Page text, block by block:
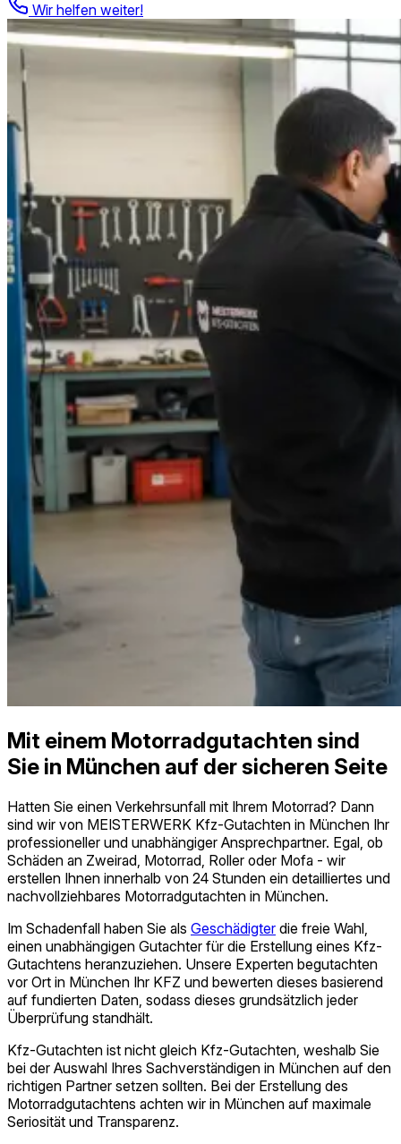
Wir helfen weiter!
Mit einem Motorradgutachten sind
Sie in München auf der sicheren Seite
Hatten Sie einen Verkehrsunfall mit Ihrem Motorrad? Dann
sind wir von MEISTERWERK Kfz-Gutachten in München Ihr
professioneller und unabhängiger Ansprechpartner. Egal, ob
Schäden an Zweirad, Motorrad, Roller oder Mofa - wir
erstellen Ihnen innerhalb von 24 Stunden ein detailliertes und
nachvollziehbares Motorradgutachten in München.
Im Schadenfall haben Sie als Geschädigter die freie Wahl,
einen unabhängigen Gutachter für die Erstellung eines Kfz-
Gutachtens heranzuziehen. Unsere Experten begutachten
vor Ort in München Ihr KFZ und bewerten dieses basierend
auf fundierten Daten, sodass dieses grundsätzlich jeder
Überprüfung standhält.
Kfz-Gutachten ist nicht gleich Kfz-Gutachten, weshalb Sie
bei der Auswahl Ihres Sach­verständigen in München auf den
richtigen Partner setzen sollten. Bei der Erstellung des
Motorradgutachtens achten wir in München auf maximale
Seriosität und Transparenz.